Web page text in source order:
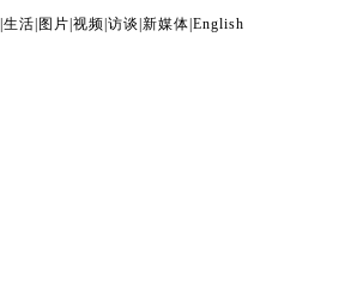
生活 图片 视频 访谈 新媒体 English